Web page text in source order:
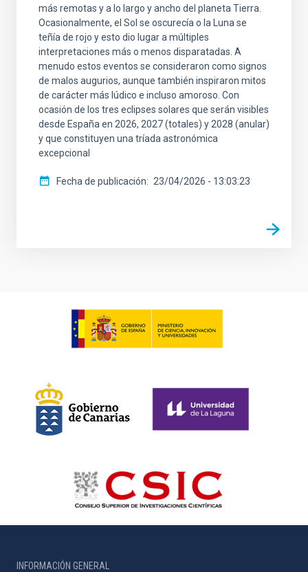
más remotas y a lo largo y ancho del planeta Tierra.
Ocasionalmente, el Sol se oscurecía o la Luna se
teñía de rojo y esto dio lugar a múltiples
interpretaciones más o menos disparatadas. A
menudo estos eventos se consideraron como signos
de malos augurios, aunque también inspiraron mitos
de carácter más lúdico e incluso amoroso. Con
ocasión de los tres eclipses solares que serán visibles
desde España en 2026, 2027 (totales) y 2028 (anular)
y que constituyen una tríada astronómica
excepcional
Fecha de publicación 23/04/2026 - 13:03:23
INFORMACIÓN GENERAL